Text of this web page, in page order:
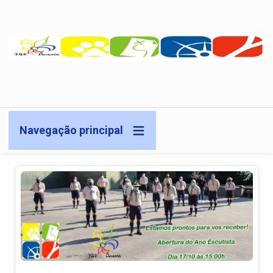
Navegação principal